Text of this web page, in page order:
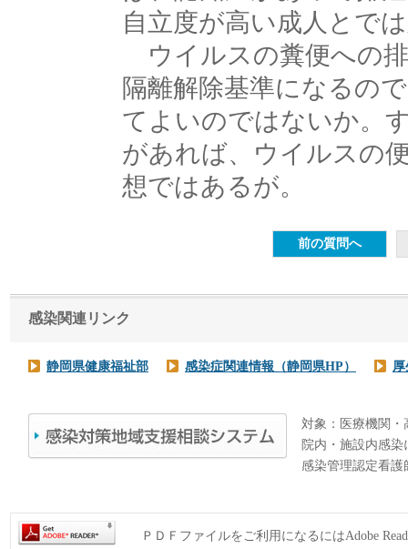
自立度が高い成人とで
ウイルスの糞便への
隔離解除基準になるの
てよいのではないか。
があれば、ウイルスの
想ではあるが。
感染関連リンク
静岡県健康福祉部 感染症関連情報（静岡県HP）
対象：医療機関・
院内・施設内感
感染管理認定看
ＰＤＦファイルをご利用になるにはAdobe